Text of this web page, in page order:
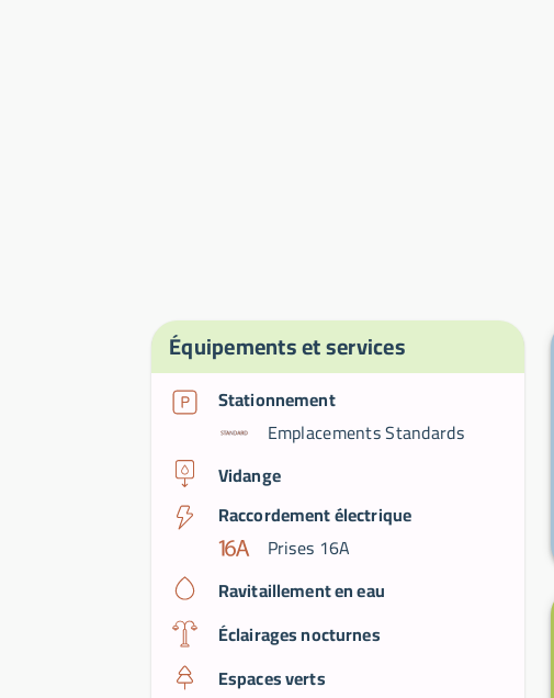
Équipements et services
Stationnement
Emplacements Standards
Vidange
Raccordement électrique
Prises 16A
Ravitaillement en eau
Éclairages nocturnes
Espaces verts